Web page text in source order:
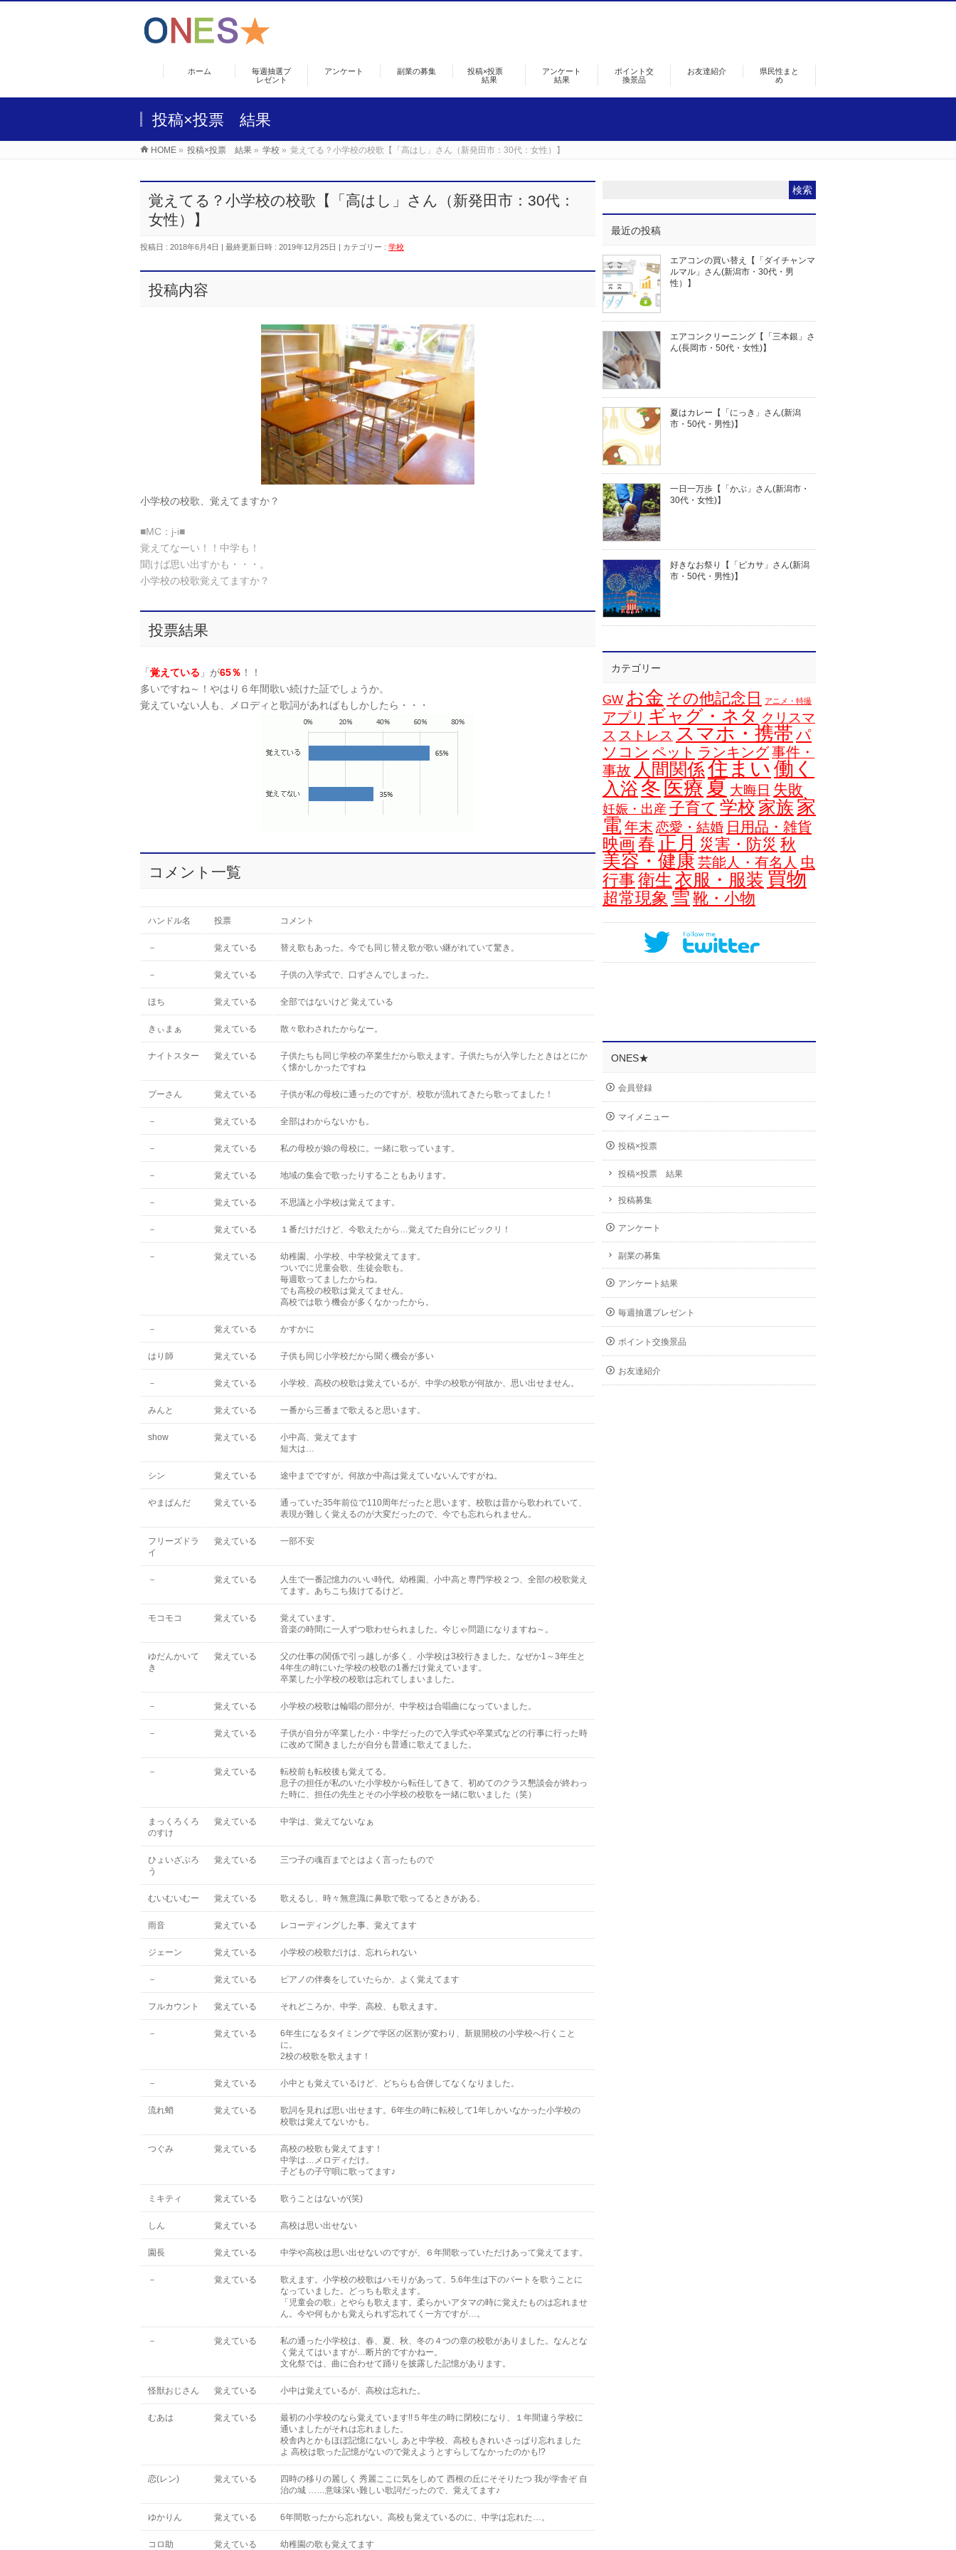
ホーム
毎週抽選プ
レゼント
アンケート 副業の募集
投稿×投票
結果
アンケート
結果
ポイント交
換景品
お友達紹介
県民性まと
め
投稿×投票 結果
HOME » 投稿×投票 結果 » 学校 » 覚えてる？小学校の校歌【「高はし」さん（新発田市：30代：女性）】
覚えてる？小学校の校歌【「高はし」さん（新発田市：30代：
女性）】
投稿日 : 2018年6月4日 最終更新日時 : 2019年12月25日 カテゴリー : 学校
投稿内容
小学校の校歌、覚えてますか？
■MC：j-i■
覚えてなーい！！中学も！
聞けば思い出すかも・・・。
小学校の校歌覚えてますか？
投票結果
「 覚えている 」が65％ ！！
多いですね～！やはり６年間歌い続けた証でしょうか。
覚えていない人も、メロディと歌詞があればもしかしたら・・・
コメント一覧
ハンドル名 投票 コメント
－ 覚えている 替え歌もあった。今でも同じ替え歌が歌い継がれていて驚き。
－ 覚えている 子供の入学式で、口ずさんでしまった。
ほち 覚えている 全部ではないけど 覚えている
きぃまぁ 覚えている 散々歌わされたからなー。
ナイトスター 覚えている
子供たちも同じ学校の卒業生だから歌えます。子供たちが入学したときはとにか
く懐かしかったですね
プーさん 覚えている 子供が私の母校に通ったのですが、校歌が流れてきたら歌ってました！
－ 覚えている 全部はわからないかも。
－ 覚えている 私の母校が娘の母校に。一緒に歌っています。
－ 覚えている 地域の集会で歌ったりすることもあります。
－ 覚えている 不思議と小学校は覚えてます。
－ 覚えている １番だけだけど、今歌えたから…覚えてた自分にビックリ！
－ 覚えている
幼稚園、小学校、中学校覚えてます。
ついでに児童会歌、生徒会歌も。
毎週歌ってましたからね。
でも高校の校歌は覚えてません。
高校では歌う機会が多くなかったから。
－ 覚えている かすかに
はり師 覚えている 子供も同じ小学校だから聞く機会が多い
－ 覚えている 小学校、高校の校歌は覚えているが、中学の校歌が何故か、思い出せません。
みんと 覚えている 一番から三番まで歌えると思います。
show 覚えている
小中高、覚えてます
短大は…
シン 覚えている 途中までですが。何故か中高は覚えていないんですがね。
やまぱんだ 覚えている
通っていた35年前位で110周年だったと思います。校歌は昔から歌われていて、
表現が難しく覚えるのが大変だったので、今でも忘れられません。
フリーズドラ
イ
覚えている 一部不安
－ 覚えている
人生で一番記憶力のいい時代。幼稚園、小中高と専門学校２つ、全部の校歌覚え
てます。あちこち抜けてるけど。
モコモコ 覚えている
覚えています。
音楽の時間に一人ずつ歌わせられました。今じゃ問題になりますね～。
ゆだんかいて
き
覚えている
父の仕事の関係で引っ越しが多く、小学校は3校行きました。なぜか1～3年生と
4年生の時にいた学校の校歌の1番だけ覚えています。
卒業した小学校の校歌は忘れてしまいました。
－ 覚えている 小学校の校歌は輪唱の部分が、中学校は合唱曲になっていました。
－ 覚えている
子供が自分が卒業した小・中学だったので入学式や卒業式などの行事に行った時
に改めて聞きましたが自分も普通に歌えてました。
－ 覚えている
転校前も転校後も覚えてる。
息子の担任が私のいた小学校から転任してきて、初めてのクラス懇談会が終わっ
た時に、担任の先生とその小学校の校歌を一緒に歌いました（笑）
まっくろくろ
のすけ
覚えている 中学は、覚えてないなぁ
ひょいざぶろ
う
覚えている 三つ子の魂百までとはよく言ったもので
むいむいむー 覚えている 歌えるし、時々無意識に鼻歌で歌ってるときがある。
雨音 覚えている レコーディングした事、覚えてます
ジェーン 覚えている 小学校の校歌だけは、忘れられない
－ 覚えている ピアノの伴奏をしていたらか、よく覚えてます
フルカウント 覚えている それどころか、中学、高校、も歌えます。
－ 覚えている
6年生になるタイミングで学区の区割が変わり、新規開校の小学校へ行くこと
に。
2校の校歌を歌えます！
－ 覚えている 小中とも覚えているけど、どちらも合併してなくなりました。
流れ蛸 覚えている
歌詞を見れば思い出せます。6年生の時に転校して1年しかいなかった小学校の
校歌は覚えてないかも。
つぐみ 覚えている
高校の校歌も覚えてます！
中学は…メロディだけ。
子どもの子守唄に歌ってます♪
ミキティ 覚えている 歌うことはないが(笑)
しん 覚えている 高校は思い出せない
園長 覚えている 中学や高校は思い出せないのですが、６年間歌っていただけあって覚えてます。
－ 覚えている
歌えます。小学校の校歌はハモりがあって、5.6年生は下のパートを歌うことに
なっていました。どっちも歌えます。
「児童会の歌」とやらも歌えます。柔らかいアタマの時に覚えたものは忘れませ
ん。今や何もかも覚えられず忘れてく一方ですが…。
－ 覚えている
私の通った小学校は、春、夏、秋、冬の４つの章の校歌がありました。なんとな
く覚えてはいますが…断片的ですかねー。
文化祭では、曲に合わせて踊りを披露した記憶があります。
怪獣おじさん 覚えている 小中は覚えているが、高校は忘れた。
むあは 覚えている
最初の小学校のなら覚えています!!５年生の時に閉校になり、１年間違う学校に
通いましたがそれは忘れました。
校舎内とかもほぼ記憶にないし あと中学校、高校もきれいさっぱり忘れました
よ 高校は歌った記憶がないので覚えようとすらしてなかったのかも!?
恋(レン) 覚えている
四時の移りの麗しく 秀麗ここに気をしめて 西根の丘にそそりたつ 我が学舎ぞ 自
治の城 ……意味深い難しい歌詞だったので、覚えてます♪
ゆかりん 覚えている 6年間歌ったから忘れない。高校も覚えているのに、中学は忘れた…。
コロ助 覚えている 幼稚園の歌も覚えてます
最近の投稿
エアコンの買い替え【「ダイチャンマ
ルマル」さん(新潟市・30代・男
性）】
エアコンクリーニング【「三本銀」さ
ん(長岡市・50代・女性)】
夏はカレー【「にっき」さん(新潟
市・50代・男性)】
一日一万歩【「かぶ」さん(新潟市・
30代・女性)】
好きなお祭り【「ピカサ」さん(新潟
市・50代・男性)】
カテゴリー
GW お金 その他記念日 アニメ・特撮
アプリ ギャグ・ネタ クリスマ
ス ストレス スマホ・携帯 パ
ソコン ペット ランキング事件・
事故 人間関係住まい働く
入浴 冬 医療夏 大晦日 失敗
妊娠・出産 子育て 学校 家族 家
電 年末 恋愛・結婚 日用品・雑貨
映画春 正月 災害・防災 秋
美容・健康 芸能人・有名人 虫
行事衛生 衣服・服装 買物
超常現象 雪 靴・小物
ONES★
会員登録
マイメニュー
投稿×投票
投稿×投票 結果
投稿募集
アンケート
副業の募集
アンケート結果
毎週抽選プレゼント
ポイント交換景品
お友達紹介